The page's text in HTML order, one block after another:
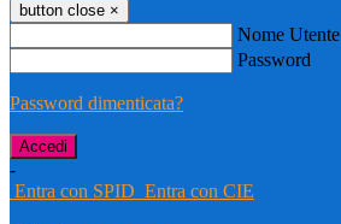
button close ×
Nome Utente
Password
Password dimenticata?
-
Entra con SPID Entra con CIE